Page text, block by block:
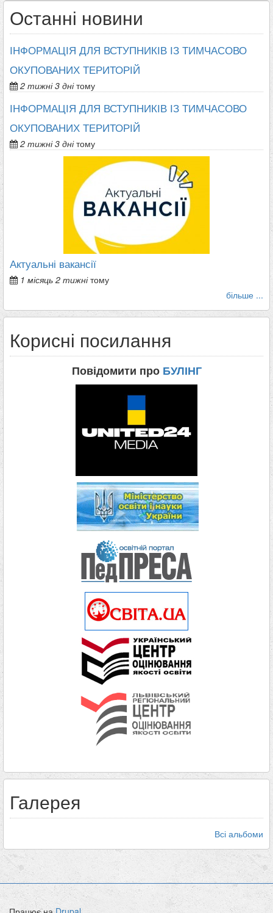
Останні новини
ІНФОРМАЦІЯ ДЛЯ ВСТУПНИКІВ ІЗ ТИМЧАСОВО
ОКУПОВАНИХ ТЕРИТОРІЙ
2 тижні 3 днітому
ІНФОРМАЦІЯ ДЛЯ ВСТУПНИКІВ ІЗ ТИМЧАСОВО
ОКУПОВАНИХ ТЕРИТОРІЙ
2 тижні 3 днітому
Актуальні вакансії
1 місяць 2 тижнітому
більше ...
Корисні посилання
Повідомити про БУЛІНГ
Галерея
Всі альбоми